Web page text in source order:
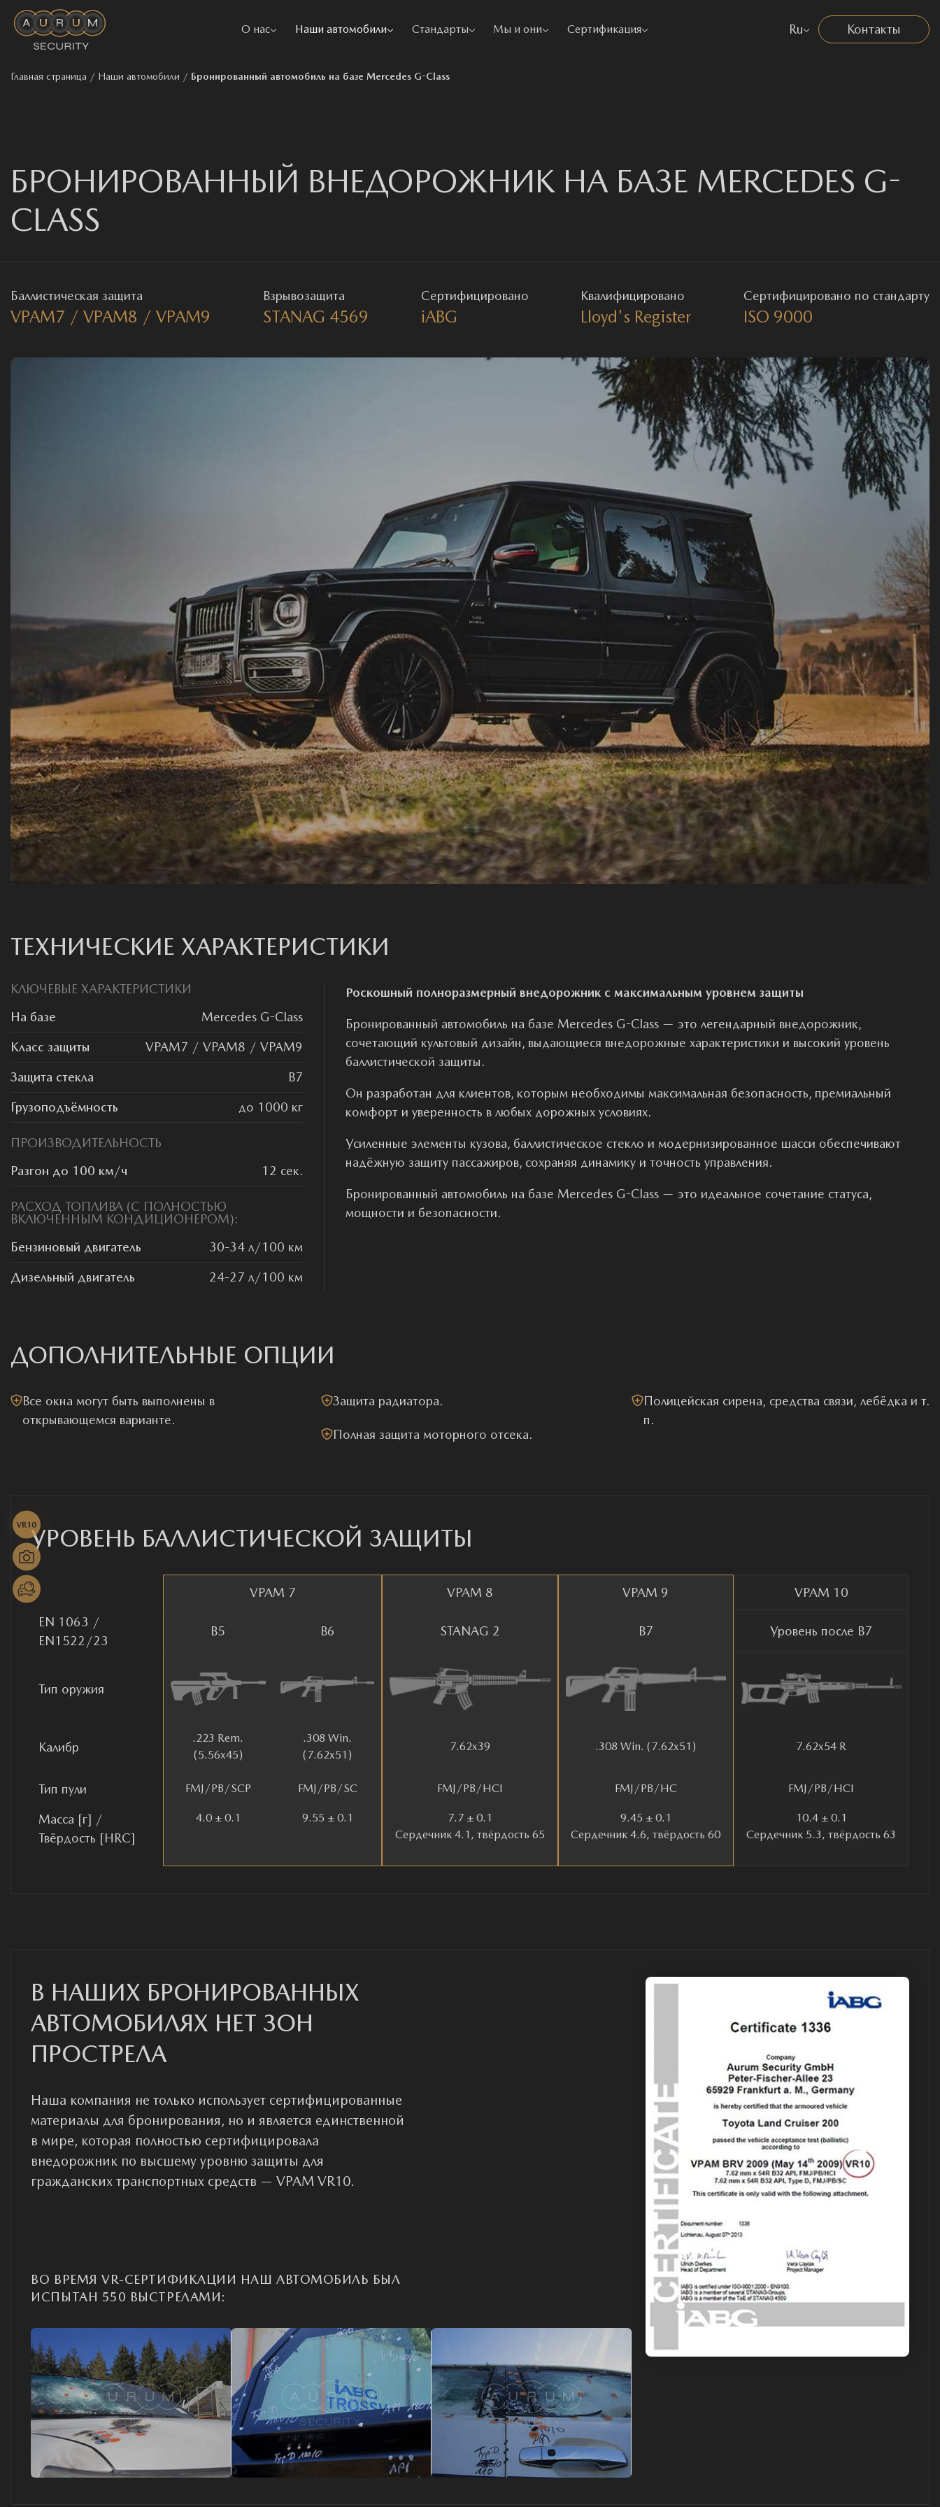
О нас Наши автомобили Стандарты Мы и они Сертификация Ru Контакты
Главная страница / Наши автомобили / Бронированный автомобиль на базе Mercedes G-Class
БРОНИРОВАННЫЙ ВНЕДОРОЖНИК НА БАЗЕ MERCEDES G-
CLASS
Баллистическая защита
VPAM7 / VPAM8 / VPAM9
Взрывозащита
STANAG 4569
Сертифицировано
iABG
Квалифицировано
Lloyd's Register
Сертифицировано по стандарту
ISO 9000
ТЕХНИЧЕСКИЕ ХАРАКТЕРИСТИКИ
КЛЮЧЕВЫЕ ХАРАКТЕРИСТИКИ
На базе
Mercedes G-Class
Класс защиты VPAM7 / VPAM8 / VPAM9
Защита стекла B7
Грузоподъёмность до 1000 кг
ПРОИЗВОДИТЕЛЬНОСТЬ
Разгон до 100 км/ч
12 сек.
РАСХОД ТОПЛИВА (С ПОЛНОСТЬЮ
ВКЛЮЧЕННЫМ КОНДИЦИОНЕРОМ):
Бензиновый двигатель
30-34 л/100 км
Дизельный двигатель 24-27 л/100 км
Роскошный полноразмерный внедорожник с максимальным уровнем защиты
Бронированный автомобиль на базе Mercedes G-Class — это легендарный внедорожник,
сочетающий культовый дизайн, выдающиеся внедорожные характеристики и высокий уровень
баллистической защиты.
Он разработан для клиентов, которым необходимы максимальная безопасность, премиальный
комфорт и уверенность в любых дорожных условиях.
Усиленные элементы кузова, баллистическое стекло и модернизированное шасси обеспечивают
надёжную защиту пассажиров, сохраняя динамику и точность управления.
Бронированный автомобиль на базе Mercedes G-Class — это идеальное сочетание статуса,
мощности и безопасности.
ДОПОЛНИТЕЛЬНЫЕ ОПЦИИ
Все окна могут быть выполнены в
открывающемся варианте.
Защита радиатора.
Полная защита моторного отсека.
Полицейская сирена, средства связи, лебёдка и т.
п.
УРОВЕНЬ БАЛЛИСТИЧЕСКОЙ ЗАЩИТЫ
EN 1063 /
EN1522/23
Тип оружия
Калибр
Тип пули
Масса [г] /
Твёрдость [HRC]
VPAM 7
B5
.223 Rem.
(5.56x45)
FMJ/PB/SCP
4.0 ± 0.1
B6
.308 Win.
(7.62x51)
FMJ/PB/SC
9.55 ± 0.1
VPAM 8
STANAG 2
7.62x39
FMJ/PB/HCI
7.7 ± 0.1
Сердечник 4.1, твёрдость 65
VPAM 9
B7
.308 Win. (7.62x51)
FMJ/PB/HC
9.45 ± 0.1
Сердечник 4.6, твёрдость 60
VPAM 10
Уровень после B7
7.62x54 R
FMJ/PB/HCI
10.4 ± 0.1
Сердечник 5.3, твёрдость 63
В НАШИХ БРОНИРОВАННЫХ
АВТОМОБИЛЯХ НЕТ ЗОН
ПРОСТРЕЛА
Наша компания не только использует сертифицированные
материалы для бронирования, но и является единственной
в мире, которая полностью сертифицировала
внедорожник по высшему уровню защиты для
гражданских транспортных средств — VPAM VR10.
ВО ВРЕМЯ VR-СЕРТИФИКАЦИИ НАШ АВТОМОБИЛЬ БЫЛ
ИСПЫТАН 550 ВЫСТРЕЛАМИ: